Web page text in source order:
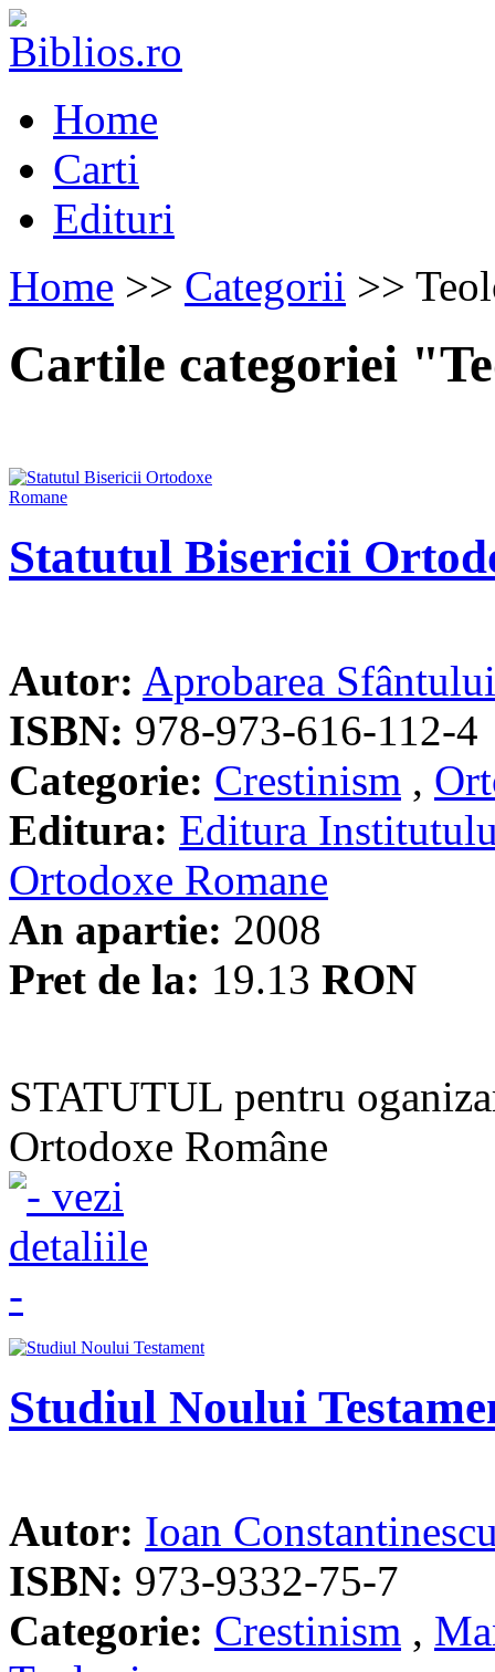
Home
Carti
Edituri
Home >> Categorii >>
Cartile categoriei
Statutul Bisericii
Autor: Aprobarea
ISBN: 978-973-616-112-4
Categorie: Crestinism ,
Editura: Editura
Ortodoxe Romane
An apartie: 2008
Pret de la: 19.13 RON
STATUTUL pentru
Ortodoxe Române
Studiul Noului
Autor: Ioan
ISBN: 973-9332-75-7
Categorie: Crestinism ,